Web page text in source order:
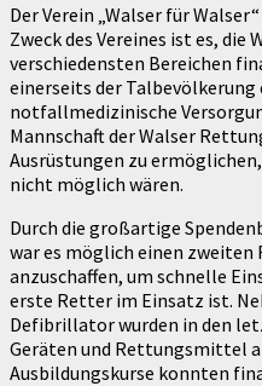
Der Verein „Walser für
Zweck des Vereines ist es, die
verschiedensten Bereichen
einerseits der
notfallmedizinische
Mannschaft der Walser
Ausrüstungen zu
nicht möglich wären.
Durch die großartige
war es möglich einen zweiten
anzuschaffen, um schnelle
erste Retter im Einsatz ist.
Defibrillator wurden in den
Geräten und Rettungsmittel
Ausbildungskurse konnten